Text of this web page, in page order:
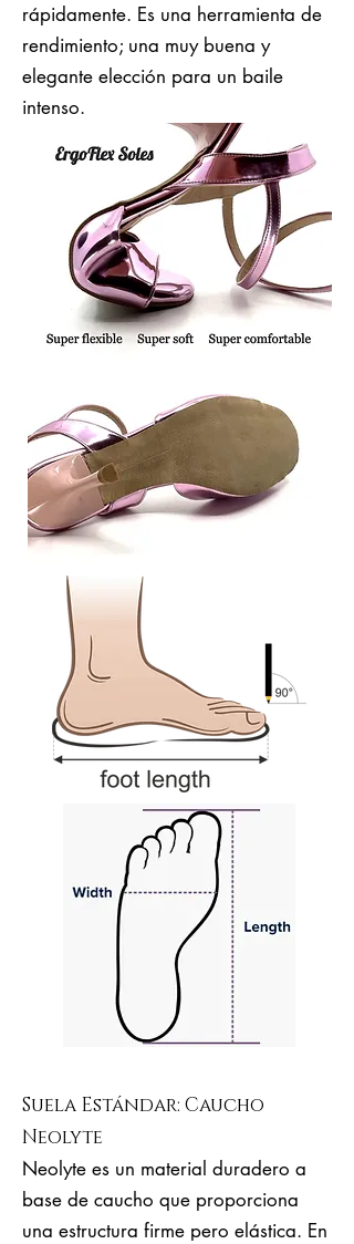
rápidamente. Es una herramienta de
rendimiento; una muy buena y
elegante elección para un baile
intenso.
Suela Estándar: Caucho
Neolyte
Neolyte es un material duradero a
base de caucho que proporciona
una estructura firme pero elástica. En